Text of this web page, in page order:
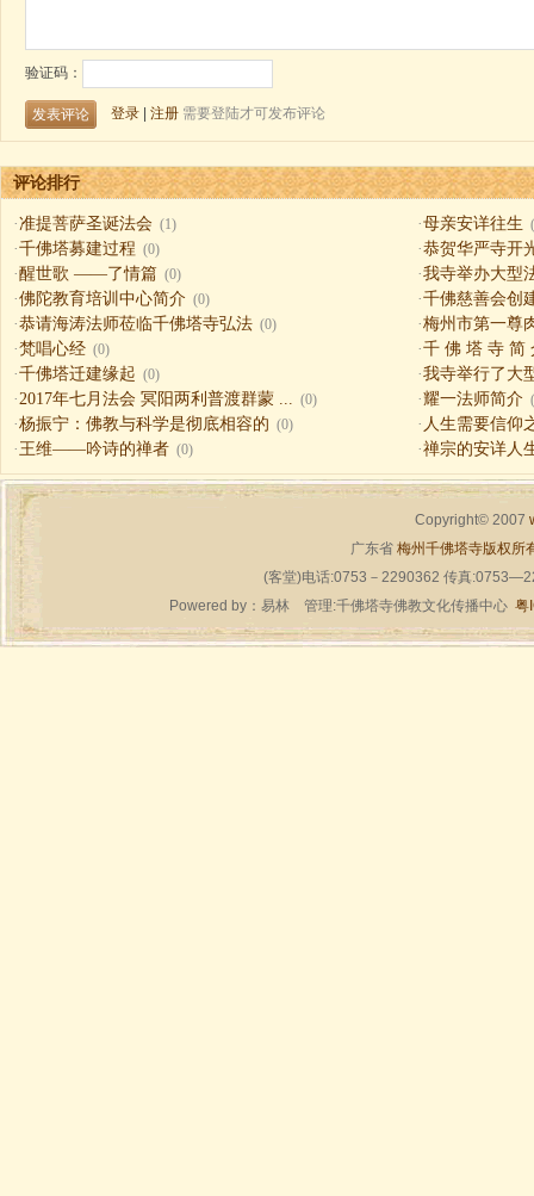
评论排行
·准提菩萨圣诞法会 (1) ·母亲安详往生
·千佛塔募建过程 (0) ·恭贺华严寺开
·醒世歌 ——了情篇 (0) ·我寺举办大型
·佛陀教育培训中心简介 (0) ·千佛慈善会创
·恭请海涛法师莅临千佛塔寺弘法 (0) ·梅州市第一尊
·梵唱心经 (0) ·千 佛 塔 寺 简
·千佛塔迁建缘起 (0) ·我寺举行了大
·2017年七月法会 冥阳两利普渡群蒙 ... (0) ·耀一法师简介
·杨振宁：佛教与科学是彻底相容的 (0) · 人生需要信仰
·王维——吟诗的禅者 (0) ·禅宗的安详人
Copyright© 2007
广东省 梅州千佛塔寺版权所
(客堂)电话:0753－2290362 传真
Powered by： 易林管理:千佛塔寺佛教文化传播中心 粤